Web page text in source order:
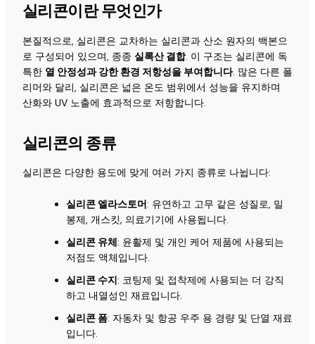
실리콘이란 무엇인가
본질적으로, 실리콘은 교차하는 실리콘과 산소 원자의 백본으
로 구성되어 있으며, 종종 실록산 결합. 이 구조는 실리콘에 독
특한 열 안정성과 강한 환경 저항성을 부여합니다. 많은 다른 폴
리머와 달리, 실리콘은 넓은 온도 범위에서 성능을 유지하며
산화와 UV 노출에 효과적으로 저항합니다.
실리콘의 종류
실리콘은 다양한 용도에 맞게 여러 가지 종류로 나뉩니다:
실리콘 엘라스토머: 유연하고 고무 같은 성질로, 밀
봉제, 개스킷, 의료기기에 사용됩니다.
실리콘 유체: 윤활제 및 개인 케어 제품에 사용되는
저점도 액체입니다.
실리콘 수지: 코팅제 및 접착제에 사용되는 더 강직
하고 내열성인 재료입니다.
실리콘 폼: 자동차 및 항공 우주 용 경량 및 단열 재료
입니다.